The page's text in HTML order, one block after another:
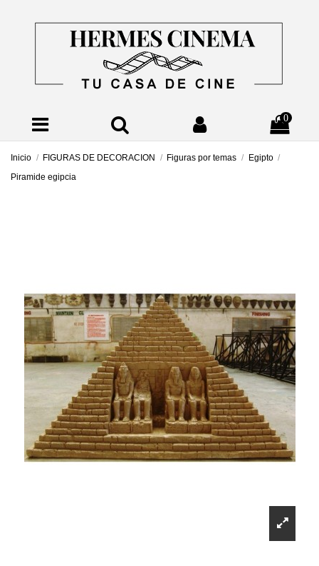
0
Inicio FIGURAS DE DECORACION Figuras por temas
Egipto
Piramide egipcia